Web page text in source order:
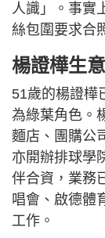
人識」。事實
絲包圍要求合
楊證樺生
51歲的楊證樺
為綠葉角色。
麵店、團購公
亦開辦排球學
伴合資，業務
唱會、啟德體
工作。